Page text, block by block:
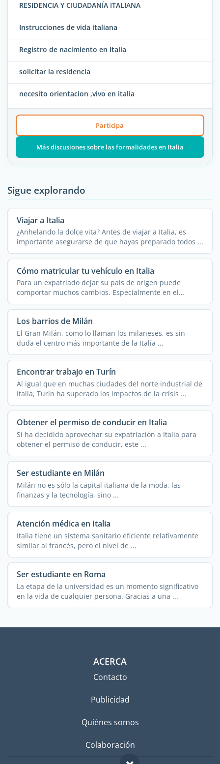
RESIDENCIA Y CIUDADANÍA ITALIANA
Instrucciones de vida italiana
Registro de nacimiento en Italia
solicitar la residencia
necesito orientacion ,vivo en italia
Participa
Más discusiones sobre las formalidades en Italia
Sigue explorando
Viajar a Italia
¿Anhelando la dolce vita? Antes de viajar a Italia, es
importante asegurarse de que hayas preparado todos ...
Cómo matricular tu vehículo en Italia
Para un expatriado dejar su país de origen puede
comportar muchos cambios. Especialmente en el
contexto de ...
Los barrios de Milán
El Gran Milán, como lo llaman los milaneses, es sin
duda el centro más importante de la Italia ...
Encontrar trabajo en Turín
Al igual que en muchas ciudades del norte industrial de
Italia, Turín ha superado los impactos de la crisis ...
Obtener el permiso de conducir en Italia
Si ha decidido aprovechar su expatriación a Italia para
obtener el permiso de conducir, este ...
Ser estudiante en Milán
Milán no es sólo la capital italiana de la moda, las
finanzas y la tecnología, sino ...
Atención médica en Italia
Italia tiene un sistema sanitario eficiente relativamente
similar al francés, pero el nivel de ...
Ser estudiante en Roma
La etapa de la universidad es un momento significativo
en la vida de cualquier persona. Gracias a una ...
ACERCA
Contacto
Publicidad
Quiénes somos
Colaboración